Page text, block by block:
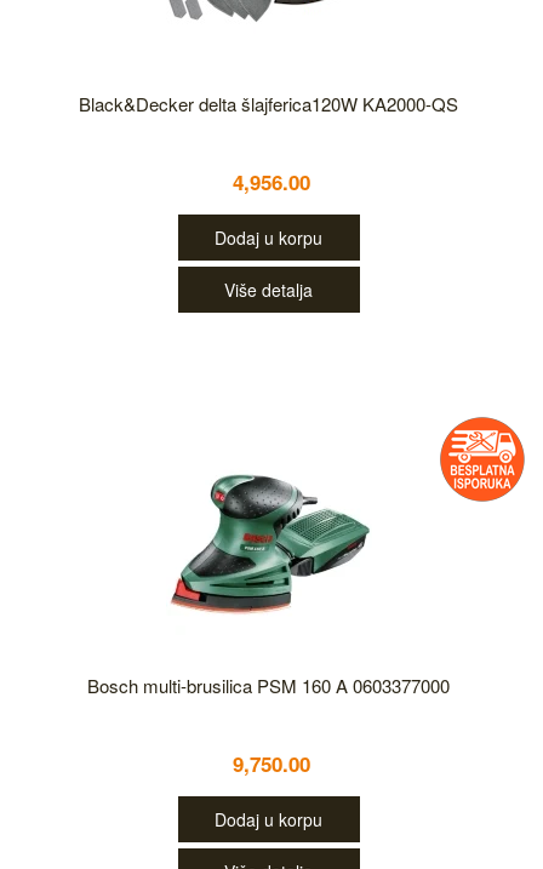
Black&Decker delta šlajferica120W KA2000-QS
4,956.00
Dodaj u korpu
Više detalja
Bosch multi-brusilica PSM 160 A 0603377000
9,750.00
Dodaj u korpu